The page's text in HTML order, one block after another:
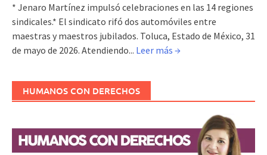
* Jenaro Martínez impulsó celebraciones en las 14 regiones
sindicales.* El sindicato rifó dos automóviles entre
maestras y maestros jubilados. Toluca, Estado de México, 31
de mayo de 2026. Atendiendo... Leer más →
HUMANOS CON DERECHOS